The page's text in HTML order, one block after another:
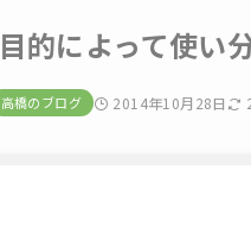
目的によって使い
高橋のブログ 2014年10月28日